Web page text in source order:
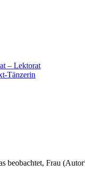
– Lektorat
Tänzerin